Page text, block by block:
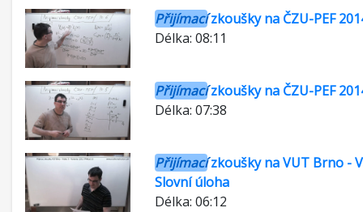
Přijímacízkoušky na ČZU-PEF
Délka: 08:11
Přijímacízkoušky na ČZU-PEF
Délka: 07:38
Přijímacízkoušky na VUT Brno -
Slovní úloha
Délka: 06:12